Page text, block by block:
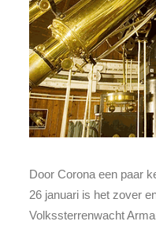
Door Corona een paar
26 januari is het zover
Volkssterrenwacht